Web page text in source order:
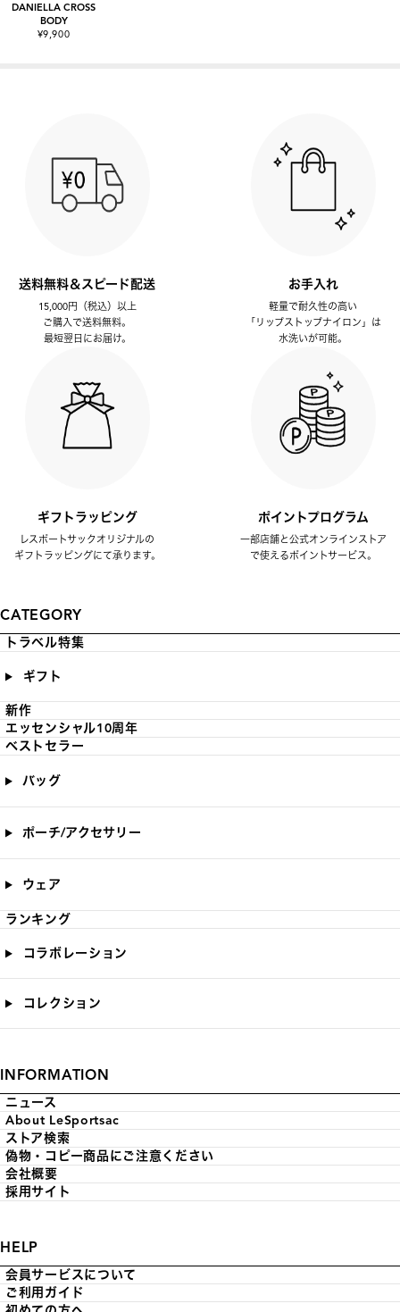
DANIELLA CROSS
BODY
¥9,900
送料無料＆スピード配送
15,000円（税込）以上
ご購入で送料無料。
最短翌日にお届け。
お手入れ
軽量で耐久性の高い
「リップストップナイロン」は
水洗いが可能。
ギフトラッピング
レスポートサックオリジナルの
ギフトラッピングにて承ります。
ポイントプログラム
一部店舗と公式オンラインストア
で使えるポイントサービス。
CATEGORY
トラベル特集
ギフト
新作
エッセンシャル10周年
ベストセラー
バッグ
ポーチ/アクセサリー
ウェア
ランキング
コラボレーション
コレクション
INFORMATION
ニュース
About LeSportsac
ストア検索
偽物・コピー商品にご注意ください
会社概要
採用サイト
HELP
会員サービスについて
ご利用ガイド